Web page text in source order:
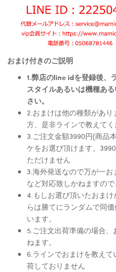
おまけ付きのご説明
1.弊店のline idを登録後、
スタイルあるいは機種あ
さい。
2.おまけは他の種類があ
方、是非ラインで教えてく
3.ご注文金額3990円(商品
ケをお選び頂けます。
ただけません
3.海外発送なので万が一
など対応致しかねますので
4.もしお選び頂いたおま
らは勝てにランダムで同
います。
5.ご注文出荷準備の場合
ねます。
6.ラインでおまけを教え
荷しておりません